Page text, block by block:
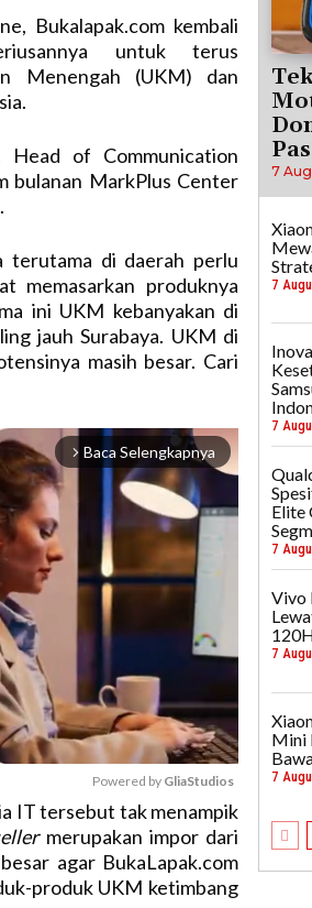
Bukalapak.com kembali
untuk terus
Menengah (UKM) dan
of Communication
bulanan MarkPlus Center
terutama di daerah perlu
memasarkan produknya
ini UKM kebanyakan di
jauh Surabaya. UKM di
masih besar. Cari
arrow_forward_ios Baca Selengkapnya
M
u
Powered by GliaStudios
IT tersebut tak menampik
merupakan impor dari
agar BukaLapak.com
produk UKM ketimbang
7
7
7
Elite
7
Vivo
7
Mini
7